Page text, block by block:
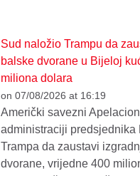
Sud naložio Trampu da
balske dvorane u Bijeloj
miliona dolara
on 07/08/2026 at 16:19
Američki savezni
administraciji predsjednika
Trampa da zaustavi
dvorane, vrijedne 400